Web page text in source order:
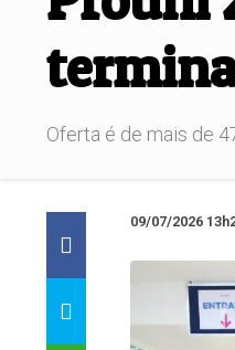
Oferta é de mais de
09/07/2026